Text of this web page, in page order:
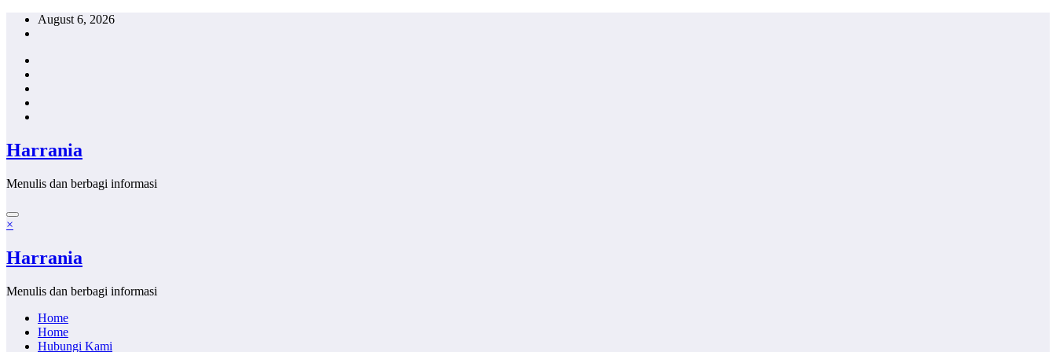
Skip
August 6, 2026
Harrania
Menulis dan berbagi informasi
×
Harrania
Menulis dan berbagi informasi
Home
Home
Hubungi Kami